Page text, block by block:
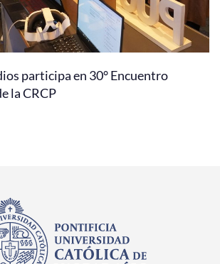
participa en 30° Encuentro
la CRCP